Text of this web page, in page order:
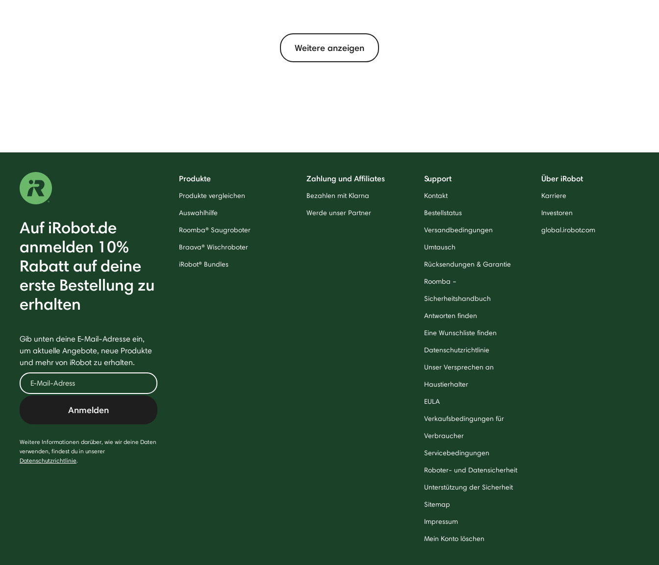
Weitere anzeigen
Auf iRobot.de
anmelden 10%
Rabatt auf deine
erste Bestellung zu
erhalten
Gib unten deine E-Mail-Adresse ein,
um aktuelle Angebote, neue Produkte
und mehr von iRobot zu erhalten.
Anmelden
Weitere Informationen darüber, wie wir deine Daten
verwenden, findest du in unserer
Datenschutzrichtlinie.
Produkte
Produkte vergleichen
Auswahlhilfe
Roomba® Saugroboter
Braava® Wischroboter
iRobot® Bundles
Zahlung und Affiliates
Bezahlen mit Klarna
Werde unser Partner
Support
Kontakt
Bestellstatus
Versandbedingungen
Umtausch
Rücksendungen & Garantie
Roomba –
Sicherheitshandbuch
Antworten finden
Eine Wunschliste finden
Datenschutzrichtlinie
Unser Versprechen an
Haustierhalter
EULA
Verkaufsbedingungen für
Verbraucher
Servicebedingungen
Roboter- und Datensicherheit
Unterstützung der Sicherheit
Sitemap
Impressum
Mein Konto löschen
Über iRobot
Karriere
Investoren
global.irobot.com